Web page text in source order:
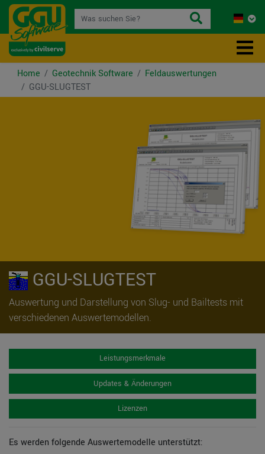
Home Geotechnik Software
Feldauswertungen
GGU-SLUGTEST
GGU-SLUGTEST
Auswertung und Darstellung von Slug- und Bailtests mit
verschiedenen Auswertemodellen.
Leistungsmerkmale
Updates & Änderungen
Lizenzen
Es werden folgende Auswertemodelle unterstützt: